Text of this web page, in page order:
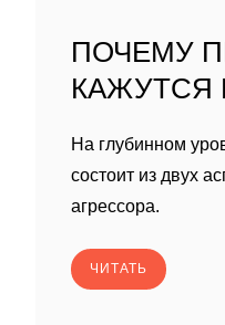
ПОЧЕМУ
КАЖУТСЯ
На глубинном
состоит из двух
агрессора.
ЧИТАТЬ